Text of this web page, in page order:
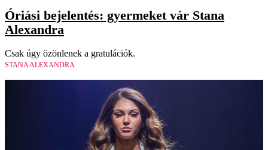
Óriási bejelentés: gyermeket vár Stana
Alexandra
Csak úgy özönlenek a gratulációk.
STANA ALEXANDRA